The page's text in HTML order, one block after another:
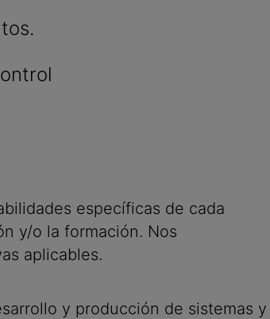
específicas de cada
y/o la formación. Nos
aplicables.
y producción de sistemas y